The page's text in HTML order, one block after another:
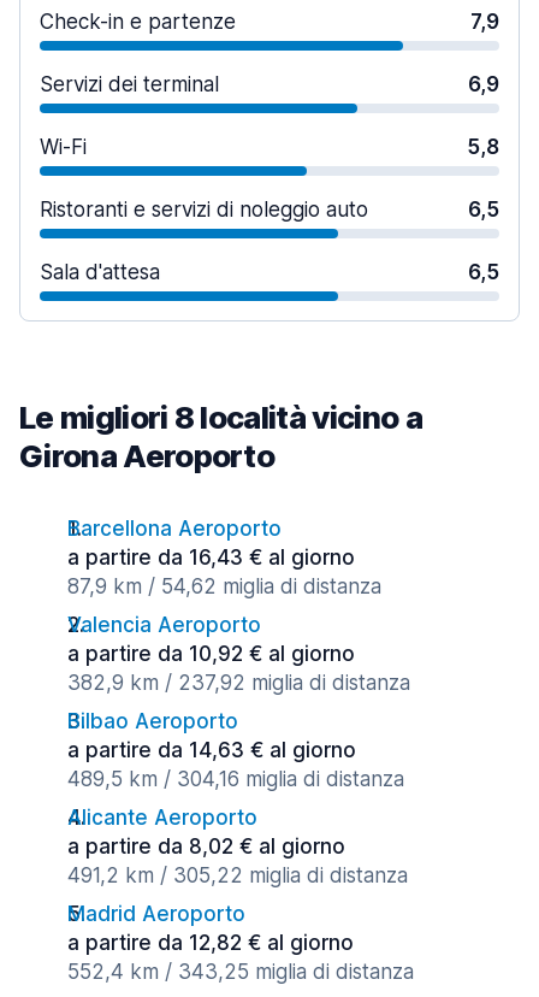
Check-in e partenze 7,9
Servizi dei terminal 6,9
Wi-Fi 5,8
Ristoranti e servizi di noleggio auto 6,5
Sala d'attesa 6,5
Le migliori 8 località vicino a
Girona Aeroporto
Barcellona Aeroporto
a partire da 16,43 € al giorno
87,9 km / 54,62 miglia di distanza
Valencia Aeroporto
a partire da 10,92 € al giorno
382,9 km / 237,92 miglia di distanza
Bilbao Aeroporto
a partire da 14,63 € al giorno
489,5 km / 304,16 miglia di distanza
Alicante Aeroporto
a partire da 8,02 € al giorno
491,2 km / 305,22 miglia di distanza
Madrid Aeroporto
a partire da 12,82 € al giorno
552,4 km / 343,25 miglia di distanza